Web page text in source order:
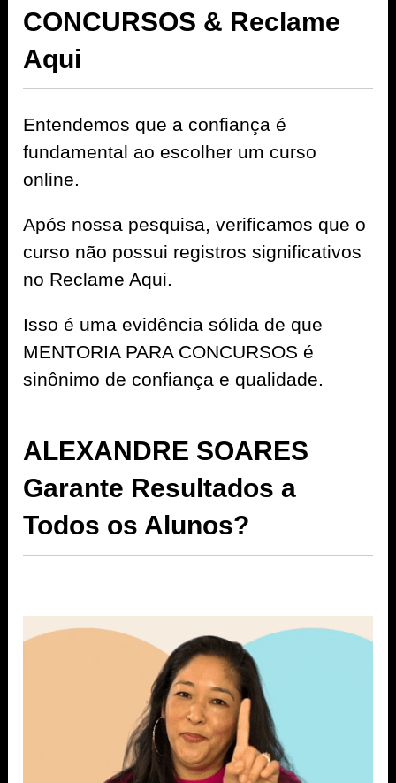
CONCURSOS & Reclame
Aqui
Entendemos que a confiança é
fundamental ao escolher um curso
online.
Após nossa pesquisa, verificamos que o
curso não possui registros significativos
no Reclame Aqui.
Isso é uma evidência sólida de que
MENTORIA PARA CONCURSOS é
sinônimo de confiança e qualidade.
ALEXANDRE SOARES
Garante Resultados a
Todos os Alunos?